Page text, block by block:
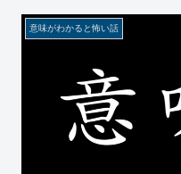
意味がわかると怖い話